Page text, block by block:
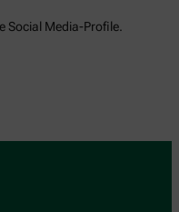
Social Media-Profile.